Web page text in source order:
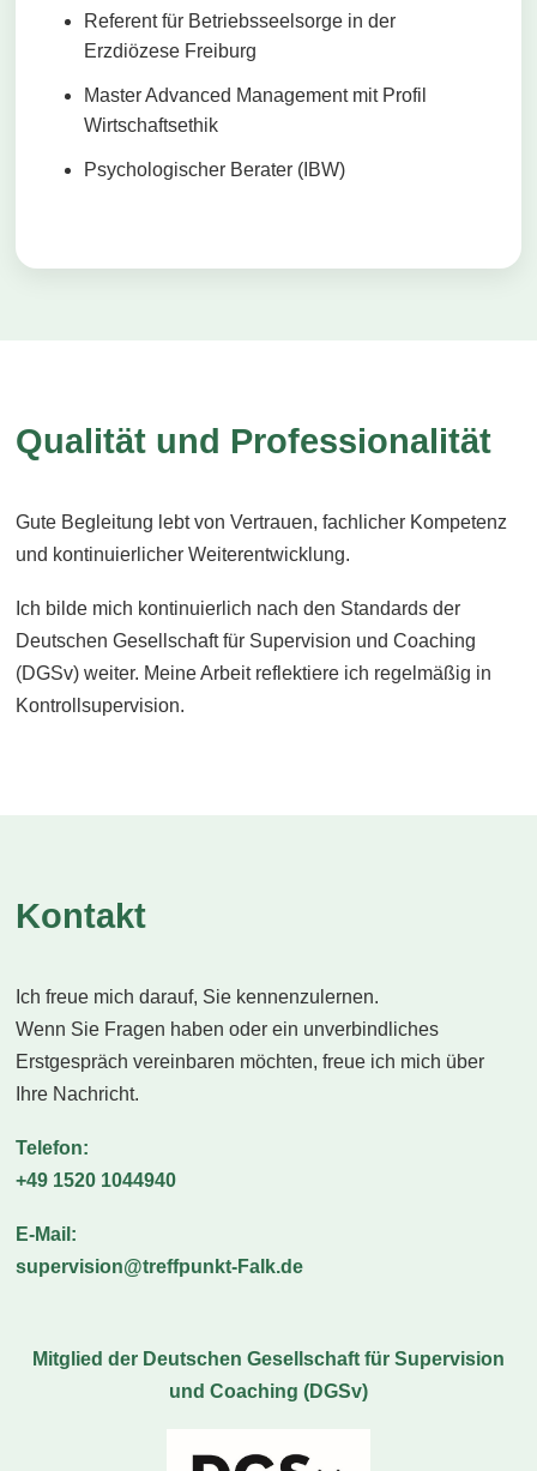
Referent für Betriebsseelsorge in der
Erzdiözese Freiburg
Master Advanced Management mit Profil
Wirtschaftsethik
Psychologischer Berater (IBW)
Qualität und Professionalität
Gute Begleitung lebt von Vertrauen, fachlicher Kompetenz
und kontinuierlicher Weiterentwicklung.
Ich bilde mich kontinuierlich nach den Standards der
Deutschen Gesellschaft für Supervision und Coaching
(DGSv) weiter. Meine Arbeit reflektiere ich regelmäßig in
Kontrollsupervision.
Kontakt
Ich freue mich darauf, Sie kennenzulernen.
Wenn Sie Fragen haben oder ein unverbindliches
Erstgespräch vereinbaren möchten, freue ich mich über
Ihre Nachricht.
Telefon:
+49 1520 1044940
E-Mail:
supervision@treffpunkt-Falk.de
Mitglied der Deutschen Gesellschaft für Supervision
und Coaching (DGSv)